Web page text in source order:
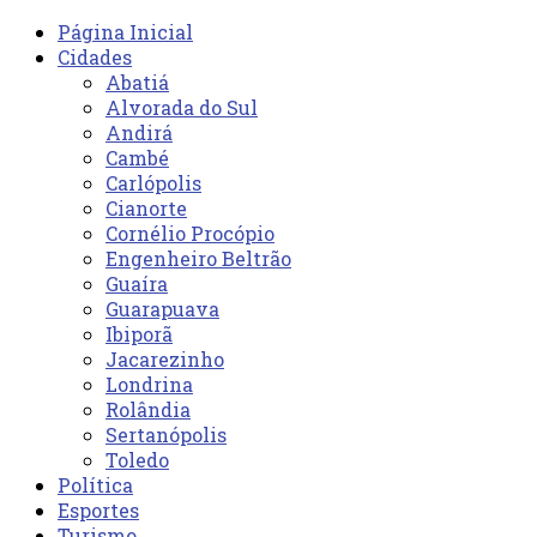
Página Inicial
Cidades
Abatiá
Alvorada do Sul
Andirá
Cambé
Carlópolis
Cianorte
Cornélio Procópio
Engenheiro Beltrão
Guaíra
Guarapuava
Ibiporã
Jacarezinho
Londrina
Rolândia
Sertanópolis
Toledo
Política
Esportes